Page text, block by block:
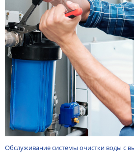
Обслуживание системы очистки воды с